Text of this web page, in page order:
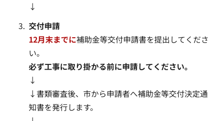
↓
交付申請
12月末までに補助金等交付申請書を提出してくださ
い。
必ず工事に取り掛かる前に申請してください。
↓
↓書類審査後、市から申請者へ補助金等交付決定通
知書を発行します。